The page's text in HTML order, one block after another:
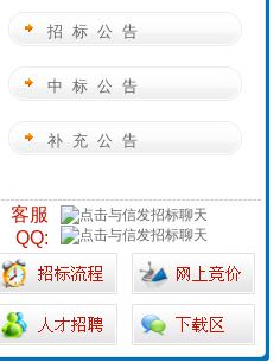
招标公告
中标公告
补充公告
客服
QQ: